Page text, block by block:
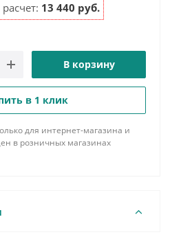
13 440 руб.
В корзину
в 1 клик
для интернет-магазина и
в розничных магазинах